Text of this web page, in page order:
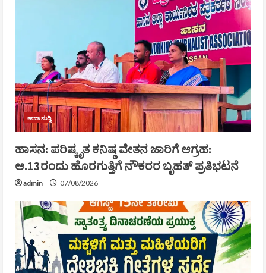
ತಾಜಾ ಸುದ್ದಿ
ಹಾಸನ: ಪರಿಷ್ಕೃತ ಕನಿಷ್ಠ ವೇತನ ಜಾರಿಗೆ ಆಗ್ರಹ:
ಆ.13ರಂದು ಹೊರಗುತ್ತಿಗೆ ನೌಕರರ ಬೃಹತ್ ಪ್ರತಿಭಟನೆ
admin 07/08/2026